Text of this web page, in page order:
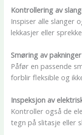
Kontrollering av
Inspiser alle slanger
lekkasjer eller
Smøring av pakninger
Påfør en passende
forblir fleksible og
Inspeksjon av
Kontroller også de
tegn på slitasje eller